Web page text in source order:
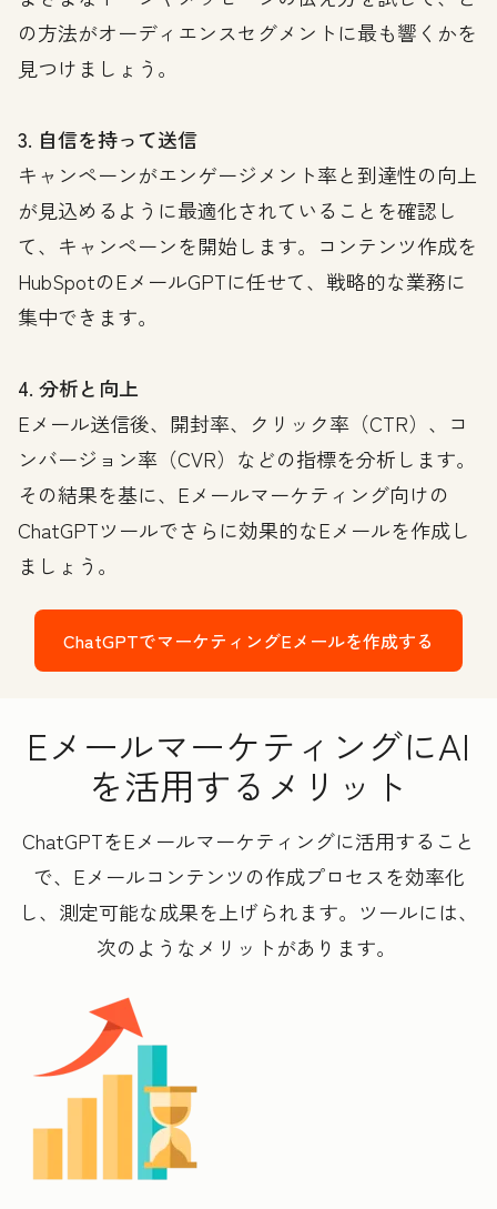
の方法がオーディエンスセグメントに最も響くかを
見つけましょう。
3. 自信を持って送信
キャンペーンがエンゲージメント率と到達性の向上
が見込めるように最適化されていることを確認し
て、キャンペーンを開始します。コンテンツ作成を
HubSpotのEメールGPTに任せて、戦略的な業務に
集中できます。
4. 分析と向上
Eメール送信後、開封率、クリック率（CTR）、コ
ンバージョン率（CVR）などの指標を分析します。
その結果を基に、Eメールマーケティング向けの
ChatGPTツールでさらに効果的なEメールを作成し
ましょう。
ChatGPTでマーケティングEメールを作成する
EメールマーケティングにAI
を活用するメリット
ChatGPTをEメールマーケティングに活用すること
で、Eメールコンテンツの作成プロセスを効率化
し、測定可能な成果を上げられます。ツールには、
次のようなメリットがあります。